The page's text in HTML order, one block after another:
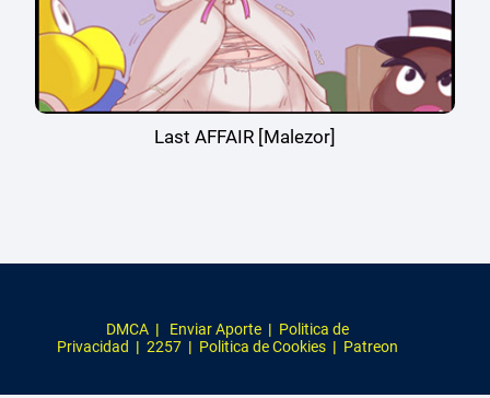
Last AFFAIR [Malezor]
DMCA | Enviar Aporte | Politica de
Privacidad | 2257 | Politica de Cookies | Patreon